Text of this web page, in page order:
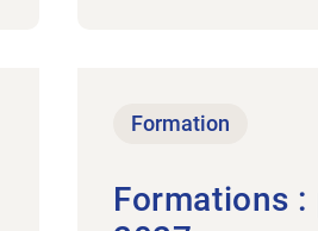
Formation
Formations